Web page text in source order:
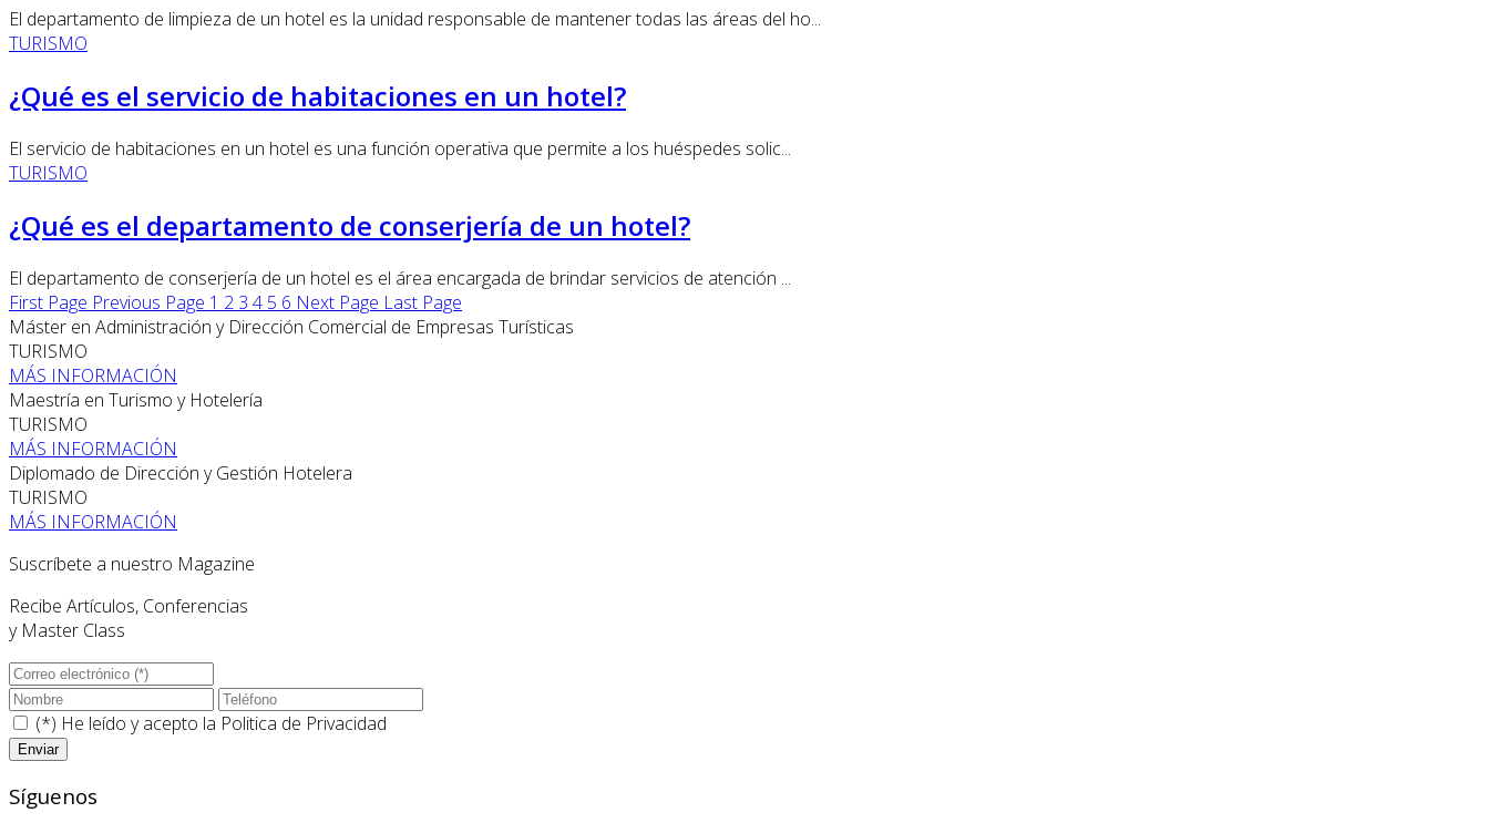
El departamento de limpieza de un hotel es la unidad responsable de mantener todas las áreas del ho...
TURISMO
¿Qué es el servicio de habitaciones en un hotel?
El servicio de habitaciones en un hotel es una función operativa que permite a los huéspedes solic...
TURISMO
¿Qué es el departamento de conserjería de un hotel?
El departamento de conserjería de un hotel es el área encargada de brindar servicios de atención ...
First Page Previous Page 1 2 3 4 5 6 Next Page Last Page
Máster en Administración y Dirección Comercial de Empresas Turísticas
TURISMO
MÁS INFORMACIÓN
Maestría en Turismo y Hotelería
TURISMO
MÁS INFORMACIÓN
Diplomado de Dirección y Gestión Hotelera
TURISMO
MÁS INFORMACIÓN
Suscríbete a nuestro Magazine
Recibe Artículos, Conferencias
y Master Class
(*) He leído y acepto la Politica de Privacidad
Síguenos